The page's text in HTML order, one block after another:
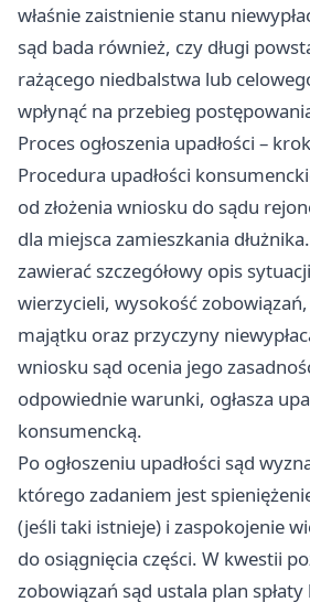
właśnie zaistnienie stanu
sąd bada również, czy długi
rażącego niedbalstwa lub
wpłynąć na przebieg
Proces ogłoszenia upadłości –
Procedura upadłości
od złożenia wniosku do sądu
dla miejsca zamieszkania
zawierać szczegółowy opis
wierzycieli, wysokość
majątku oraz przyczyny
wniosku sąd ocenia jego
odpowiednie warunki, ogłasza
konsumencką.
Po ogłoszeniu upadłości sąd
którego zadaniem jest
(jeśli taki istnieje) i zaspokojenie
do osiągnięcia części. W kwestii
zobowiązań sąd ustala plan